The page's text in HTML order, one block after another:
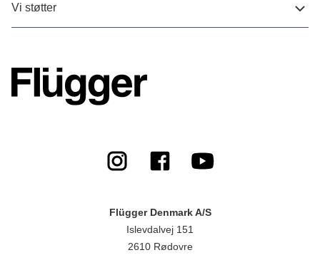
Vi støtter
Flügger Denmark A/S
Islevdalvej 151
2610 Rødovre